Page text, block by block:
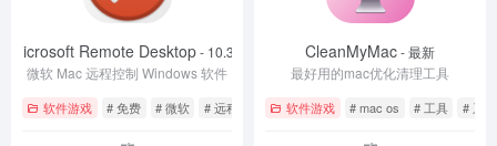
Microsoft Remote Desktop- 10.3.9
微软 Mac 远程控制 Windows 软件
软件游戏 # 免费 # 微软 # 远程桌面
CleanMyMac- 最新
最好用的mac优化清理工具
软件游戏 # mac os # 工具 # 系